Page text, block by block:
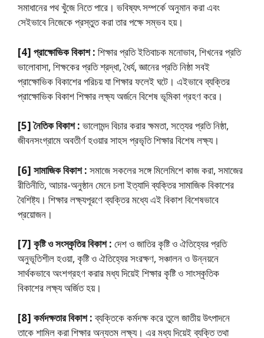
সমাধানের পথ খুঁজে নিতে পারে। ভবিষ্যৎ সম্পর্কে অনুমান করা এবং
সেইভাবে নিজেকে প্রস্তুত করা তার পক্ষে সম্ভব হয়।
[4] প্রাক্ষোভিক বিকাশ : শিক্ষার প্রতি ইতিবাচক মনােভাব, শিখনের প্রতি
ভালােবাসা, শিক্ষকের প্রতি শ্রদ্ধা, ধৈর্য, জ্ঞানের প্রতি নিষ্ঠা সবই
প্রাক্ষোভিক বিকাশের পরিচয় যা শিক্ষার ফলেই ঘটে। এইভাবে ব্যক্তির
প্রাক্ষোভিক বিকাশ শিক্ষার লক্ষ্য অর্জনে বিশেষ ভূমিকা গ্রহণ করে।
[5] নৈতিক বিকাশ : ভালােমন্দ বিচার করার ক্ষমতা, সত্যের প্রতি নিষ্ঠা,
জীবনসংগ্রামে অবতীর্ণ হওয়ার সাহস প্রভৃতি শিক্ষার বিশেষ লক্ষ্য।
[6] সামাজিক বিকাশ : সমাজে সকলের সঙ্গে মিলেমিশে কাজ করা, সমাজের
রীতিনীতি, আচার-অনুষ্ঠান মেনে চলা ইত্যাদি ব্যক্তির সামাজিক বিকাশের
বৈশিষ্ট্য। শিক্ষার লক্ষ্যপূরণে ব্যক্তির মধ্যে এই বিকাশ বিশেষভাবে
প্রয়ােজন।
[7] কৃষ্টি ও সংস্কৃতির বিকাশ : দেশ ও জাতির কৃষ্টি ও ঐতিহ্যের প্রতি
অনুভূতিশীল হওয়া, কৃষ্টি ও ঐতিহ্যের সংরক্ষণ, সঞ্চালন ও উন্নয়নে
সার্থকভাবে অংশগ্রহণ করার মধ্য দিয়েই শিক্ষার কৃষ্টি ও সাংস্কৃতিক
বিকাশের লক্ষ্য অর্জিত হয়।
[8] কর্মদক্ষতার বিকাশ :ব্যক্তিকে কর্মদক্ষ করে তুলে জাতীয় উৎপাদনে
তাকে শামিল করা শিক্ষার অন্যতম লক্ষ্য। এর মধ্য দিয়েই ব্যক্তি তথা